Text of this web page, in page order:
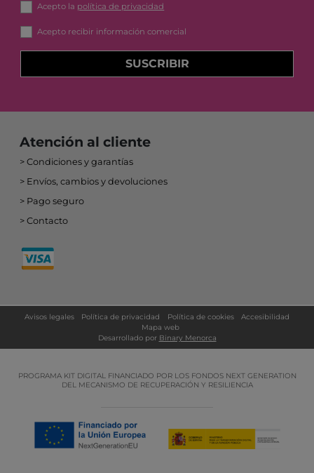
Acepto la política de privacidad
Acepto recibir información comercial
SUSCRIBIR
Atención al cliente
Condiciones y garantías
Envíos, cambios y devoluciones
Pago seguro
Contacto
Avisos legales Política de privacidad Política de cookies
Accesibilidad
Mapa web
Desarrollado por Binary Menorca
PROGRAMA KIT DIGITAL FINANCIADO POR LOS FONDOS NEXT GENERATION
DEL MECANISMO DE RECUPERACIÓN Y RESILIENCIA